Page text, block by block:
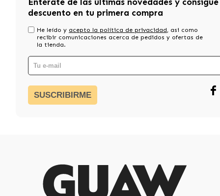
Entérate de las últimas novedades y consigue
descuento en tu primera compra
He leído y acepto la política de privacidad, asi como
recibir comunicaciones acerca de pedidos y ofertas de
la tienda.
SUSCRIBIRME